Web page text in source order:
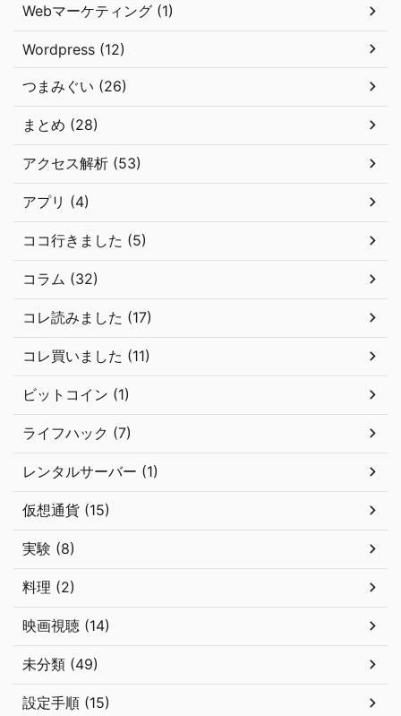
Webマーケティング (1)
Wordpress (12)
つまみぐい (26)
まとめ (28)
アクセス解析 (53)
アプリ (4)
ココ行きました (5)
コラム (32)
コレ読みました (17)
コレ買いました (11)
ビットコイン (1)
ライフハック (7)
レンタルサーバー (1)
仮想通貨 (15)
実験 (8)
料理 (2)
映画視聴 (14)
未分類 (49)
設定手順 (15)